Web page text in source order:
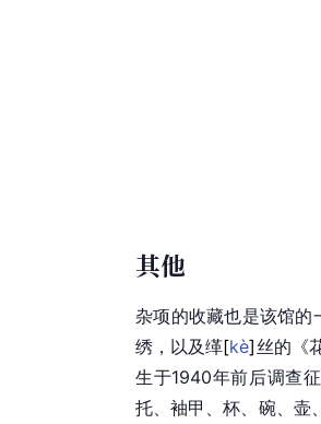
其他
杂项的收藏也是该馆的
绣，以及缂[kè] 丝的《
生于1940年前后调查
托、袖甲、杯、碗、壶